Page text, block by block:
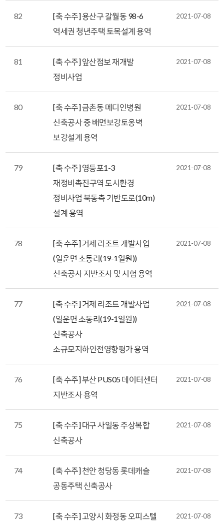
82
[축 수주] 용산구 갈월동 98-6
역세권 청년주택 토목설계 용역
2021-07-08
81
[축 수주] 앞산점보 재개발
정비사업
2021-07-08
80
[축 수주] 금촌동 메디인병원
신축공사 중 배면보강토옹벽
보강설계 용역
2021-07-08
79
[축 수주] 영등포1-3
재정비촉진구역 도시환경
정비사업 북동측 기반도로(10m)
설계 용역
2021-07-08
78
[축 수주] 거제 리조트 개발사업
(일운면 소동리(19-1일원))
신축공사 지반조사 및 시험 용역
2021-07-08
77
[축 수주] 거제 리조트 개발사업
(일운면 소동리(19-1일원))
신축공사
소규모지하안전영향평가 용역
2021-07-08
76
[축 수주] 부산 PUS05 데이터센터
지반조사 용역
2021-07-08
75
[축 수주] 대구 사일동 주상복합
신축공사
2021-07-08
74
[축 수주] 천안 청당동 롯데캐슬
공동주택 신축공사
2021-07-08
73
[축 수주] 고양시 화정동 오피스텔
2021-07-08